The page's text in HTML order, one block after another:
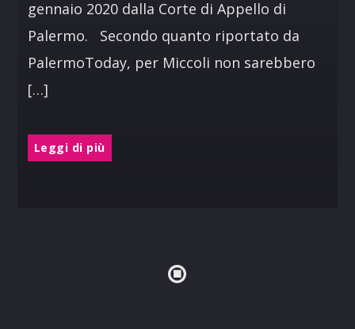
gennaio 2020 dalla Corte di Appello di
Palermo. Secondo quanto riportato da
PalermoToday, per Miccoli non sarebbero
[…]
Leggi di più